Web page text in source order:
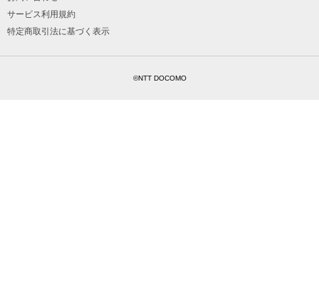
サービス利用規約
特定商取引法に基づく表示
©NTT DOCOMO